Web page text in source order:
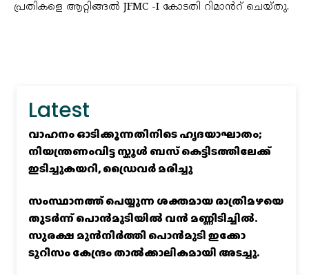
പ്രതികളെ ആറ്റിങ്ങൽ JFMC -I കോടതി റിമാൻറ് ചെയ്തു.
Latest
വാഹനം ഓടിക്കുന്നതിനിടെ ഹൃദയാഘാതം;
നിയന്ത്രണംവിട്ട സ്കൂൾ ബസ് കെട്ടിടത്തിലേക്ക്
ഇടിച്ചുകയറി, ഡ്രൈവർ മരിച്ചു
സംസ്ഥാനത്ത് പെയ്യുന്ന ശക്തമായ രാത്രിമഴയെ
തുടർന്ന് പൊൻമുടിയില്‍ വൻ മണ്ണിടിച്ചില്‍.
സുരക്ഷ മുൻനിർത്തി പൊൻമുടി ഇക്കോ
ടൂറിസം കേന്ദ്രം താല്‍ക്കാലികമായി അടച്ചു.